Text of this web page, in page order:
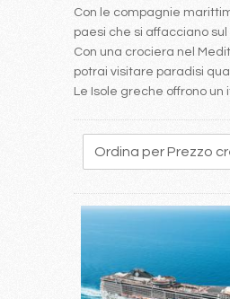
Con le compagnie
paesi che si affacciano sul
Con una crociera nel
potrai visitare paradisi
Le Isole greche offrono
165 166 167